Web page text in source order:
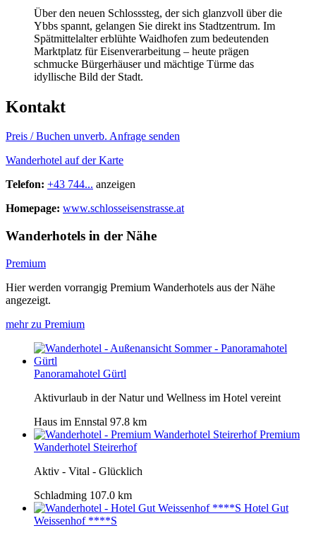
Über den neuen Schlosssteg, der sich glanzvoll über die
Ybbs spannt, gelangen Sie direkt ins Stadtzentrum. Im
Spätmittelalter erblühte Waidhofen zum bedeutenden
Marktplatz für Eisenverarbeitung – heute prägen
schmucke Bürgerhäuser und mächtige Türme das
idyllische Bild der Stadt.
Kontakt
Preis / Buchen unverb. Anfrage senden
Wanderhotel auf der Karte
Telefon: +43 744... anzeigen
Homepage: www.schlosseisenstrasse.at
Wanderhotels in der Nähe
Premium
Hier werden vorrangig Premium Wanderhotels aus der Nähe
angezeigt.
mehr zu Premium
Panoramahotel Gürtl
Aktivurlaub in der Natur und Wellness im Hotel vereint
Haus im Ennstal 97.8 km
Premium
Wanderhotel Steirerhof
Aktiv - Vital - Glücklich
Schladming 107.0 km
Hotel Gut
Weissenhof ****S